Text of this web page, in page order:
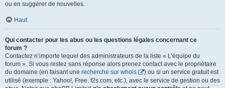
ou en suggérer de nouvelles.
Haut
Qui contacter pour les abus ou les questions légales concernant ce
forum ?
Contactez n’importe lequel des administrateurs de la liste « L’équipe du
forum ». Si vous restez sans réponse alors prenez contact avec le propriétaire
du domaine (en faisant une recherche sur whois
) ou si un service gratuit est
utilisé (exemple : Yahoo!, Free, f2s.com, etc.), avec le service de gestion ou des